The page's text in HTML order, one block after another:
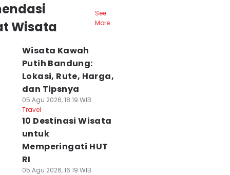
Wisata
See
More
Wisata Kawah
Putih Bandung:
Lokasi, Rute, Harga,
dan Tipsnya
05 Agu 2026, 18:19 WIB
Travel
10 Destinasi Wisata
untuk
Memperingati HUT
RI
05 Agu 2026, 16:19 WIB